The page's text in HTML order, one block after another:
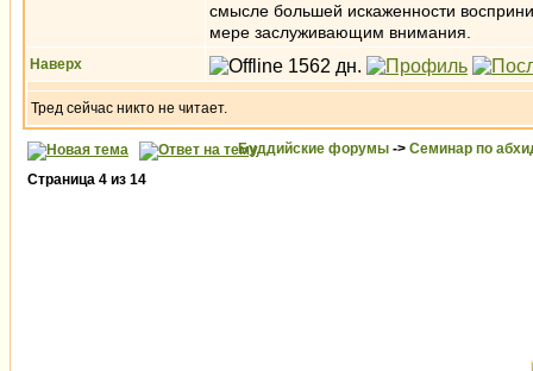
смысле большей искаженности
мере заслуживающим внимания.
Наверх
Тред сейчас никто не читает.
Буддийские форумы -> Семинар по
Страница 4 из 14